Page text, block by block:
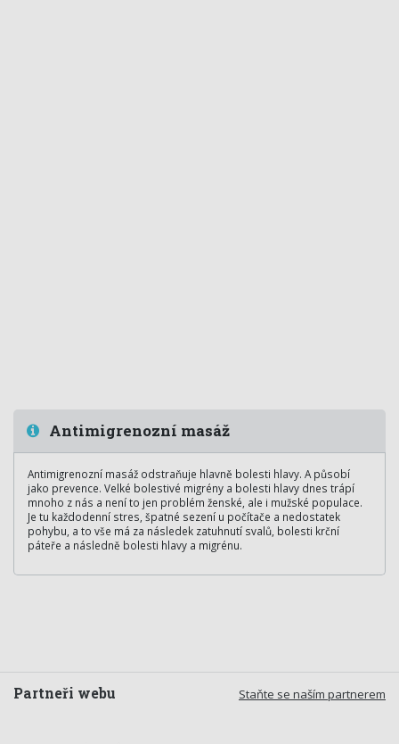
Antimigrenozní masáž
Antimigrenozní masáž odstraňuje hlavně bolesti hlavy. A působí
jako prevence. Velké bolestivé migrény a bolesti hlavy dnes trápí
mnoho z nás a není to jen problém ženské, ale i mužské populace.
Je tu každodenní stres, špatné sezení u počítače a nedostatek
pohybu, a to vše má za následek zatuhnutí svalů, bolesti krční
páteře a následně bolesti hlavy a migrénu.
Staňte se naším partnerem
Partneři webu